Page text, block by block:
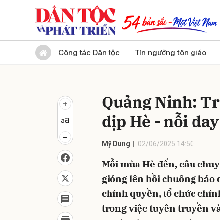
Công tác Dân tộc Tín ngưỡng tôn giáo
Quảng Ninh:
dịp Hè - nỗi
Mỹ Dung 02/06/2025 14:50
Mỗi mùa Hè đến, câu
gióng lên hồi chuông báo
chính quyền, tổ chức
trong việc tuyên truyền
Gửi